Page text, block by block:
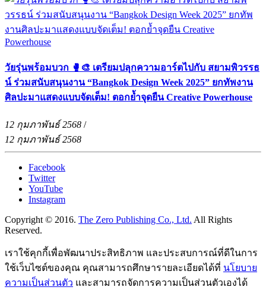
วัยรุ่นพร้อมบวก 🥊🎨 เตรียมปลุกความอาร์ตไปกับ สยามพิวรรธ
น์ ร่วมสนับสนุนงาน “Bangkok Design Week 2025” ยกทัพงาน
ศิลปะมาแสดงแบบจัดเต็ม! ตอกย้ำจุดยืน Creative Powerhouse
12 กุมภาพันธ์ 2568 /
12 กุมภาพันธ์ 2568
Facebook
Twitter
YouTube
Instagram
Copyright © 2016. The Zero Publishing Co., Ltd. All Rights
Reserved.
เราใช้คุกกี้เพื่อพัฒนาประสิทธิภาพ และประสบการณ์ที่ดีในการ
ใช้เว็บไซต์ของคุณ คุณสามารถศึกษารายละเอียดได้ที่ นโยบาย
ความเป็นส่วนตัว และสามารถจัดการความเป็นส่วนตัวเองได้